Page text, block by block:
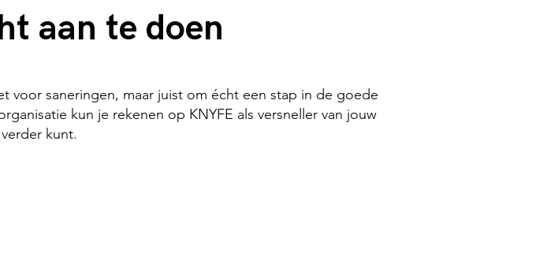
aan te doen
voor saneringen, maar juist om écht een stap in de goede
kun je rekenen op KNYFE als versneller van jouw
kunt.